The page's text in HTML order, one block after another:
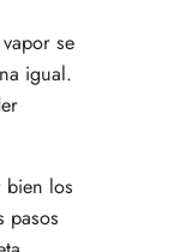
se
igual.
bien los
pasos